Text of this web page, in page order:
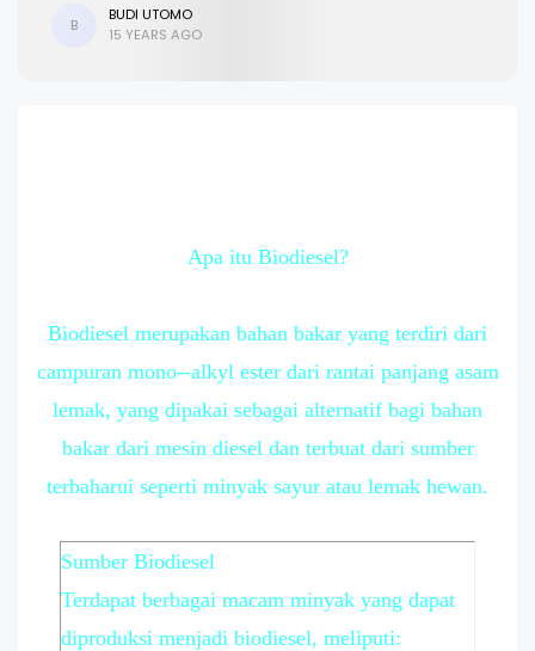
B
BUDI UTOMO
15 YEARS AGO
Apa itu Biodiesel?
Biodiesel merupakan bahan bakar yang terdiri dari
campuran mono--alkyl ester dari rantai panjang asam
lemak, yang dipakai sebagai alternatif bagi bahan
bakar dari mesin diesel dan terbuat dari sumber
terbaharui seperti minyak sayur atau lemak hewan.
Sumber Biodiesel
Terdapat berbagai macam minyak yang dapat
diproduksi menjadi biodiesel, meliputi: